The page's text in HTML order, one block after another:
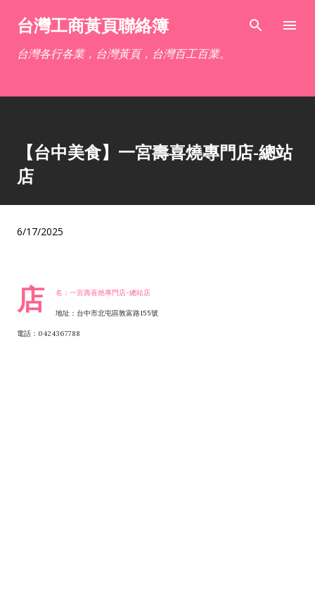
跳到主要內容
台灣工商黃頁聯絡簿
台灣各行各業，台灣黃頁，台灣百工百業。
【台中美食】一宮壽喜燒專門店-總站
店
6/17/2025
店 名：一宮壽喜燒專門店-總站店
地址：台中市北屯區敦富路155號
電話：0424367788